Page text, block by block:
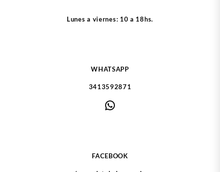
Lunes a viernes: 10 a 18hs.
WHATSAPP
3413592871
WhatsApp
FACEBOOK